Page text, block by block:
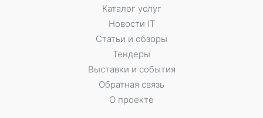
Каталог услуг
Новости IT
Статьи и обзоры
Тендеры
Выставки и события
Обратная связь
О проекте